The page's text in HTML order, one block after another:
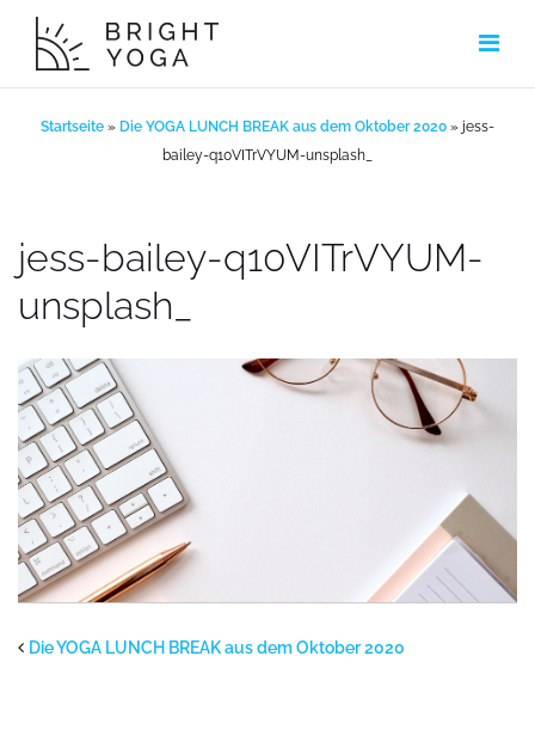
Inhalt
springen
Startseite » Die YOGA LUNCH BREAK aus dem Oktober 2020 » jess-
bailey-q10VITrVYUM-unsplash_
jess-bailey-q10VITrVYUM-
unsplash_
Die YOGA LUNCH BREAK aus dem Oktober 2020